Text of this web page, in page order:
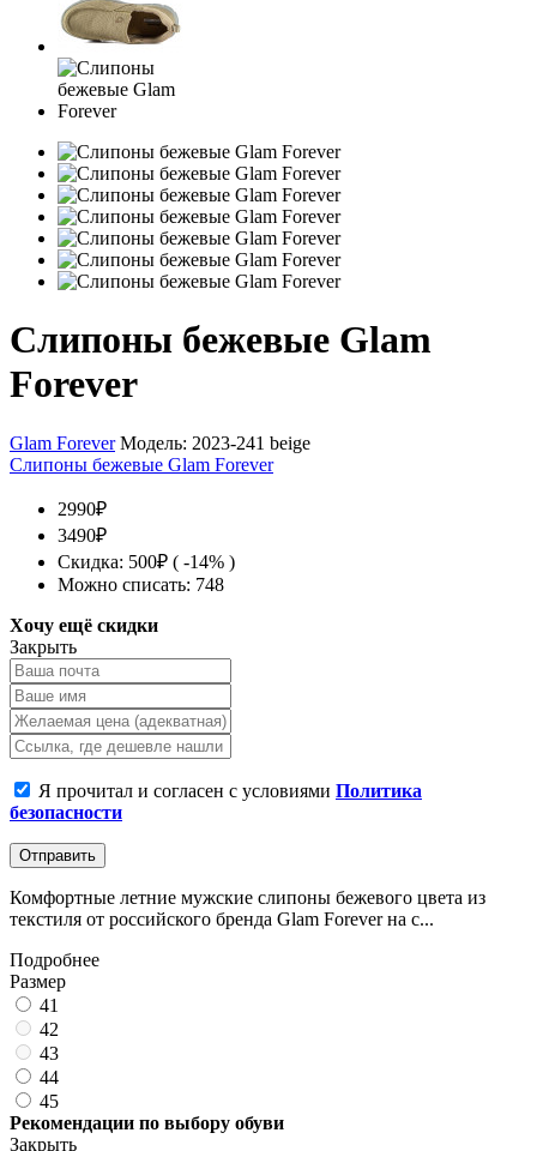
Слипоны бежевые Glam
Forever
Glam ForeverМодель: 2023-241 beige
Слипоны бежевые Glam Forever
2990₽
3490₽
Скидка: 500₽ ( -14% )
Можно списать: 748
Хочу ещё скидки
Закрыть
Я прочитал и согласен с условиями Политика
безопасности
Отправить
Комфортные летние мужские слипоны бежевого цвета из
текстиля от российского бренда Glam Forever на с...
Подробнее
Размер
41
42
43
44
45
Рекомендации по выбору обуви
Закрыть